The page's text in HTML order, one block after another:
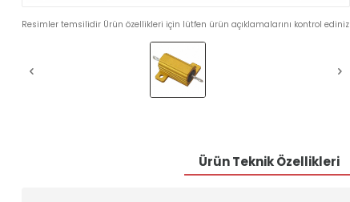
Resimler temsilidir Ürün özellikleri için lütfen ürün açıklamalarını kontrol ediniz
Ürün Teknik Özellikleri